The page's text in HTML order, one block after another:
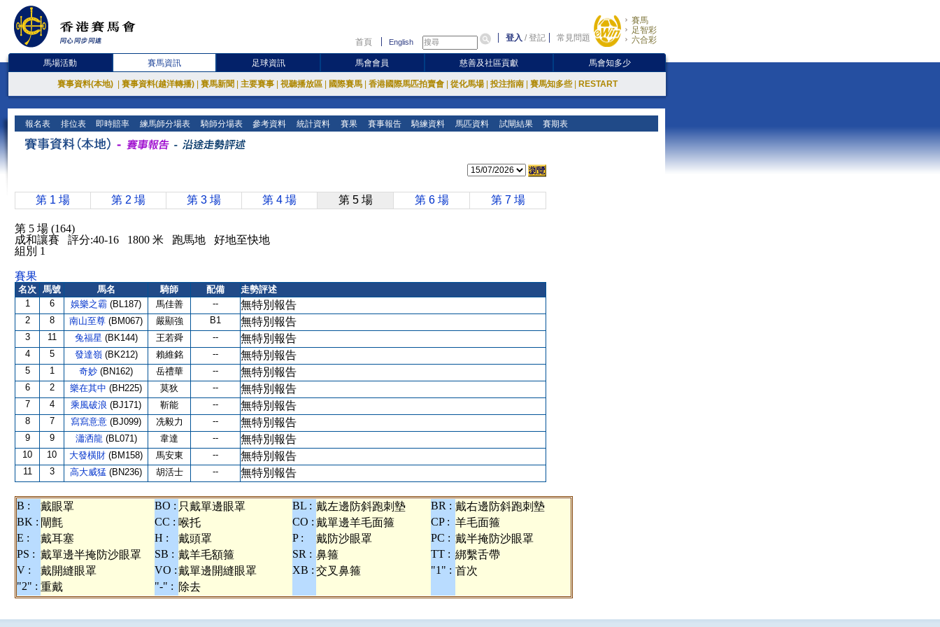
首頁 English 登入 /登記 常見問題
賽馬
足智彩
六合彩
馬場活動 賽馬資訊 足球資訊 馬會會員 慈善及社區貢獻 馬會知多少
賽事資料(本地) 賽事資料(越洋轉播) 賽馬新聞 主要賽事 視聽播放區 國際賽馬 香港國際馬匹拍賣會 從化馬場 投注指南 賽馬知多些 RESTART
報名表 排位表 即時賠率 練馬師分場表 騎師分場表 參考資料 統計資料 賽果 賽事報告 騎練資料 馬匹資料 試閘結果 賽期表
第 1 場 第 2 場 第 3 場 第 4 場 第 5 場 第 6 場 第 7 場
第 5 場 (164)
成和讓賽 評分:40-16 1800 米 跑馬地 好地至快地
組別 1
賽果
名次 馬號 馬名 騎師 配備
走勢評述
1
6 娛樂之霸 (BL187) 馬佳善 -- 無特別報告
2 8 南山至尊 (BM067) 嚴顯強 B1 無特別報告
3 11 兔福星 (BK144) 王若舜 -- 無特別報告
4 5 發達嶺 (BK212) 賴維銘 -- 無特別報告
5 1 奇妙 (BN162) 岳禮華 -- 無特別報告
6 2 樂在其中 (BH225) 莫狄 -- 無特別報告
7 4 乘風破浪 (BJ171) 靳能 -- 無特別報告
8 7 寫寫意意 (BJ099) 冼毅力 -- 無特別報告
9 9 瀟洒龍 (BL071) 韋達 -- 無特別報告
10 10 大發橫財 (BM158) 馬安東 -- 無特別報告
11 3 高大威猛 (BN236) 胡活士 -- 無特別報告
B : 戴眼罩 BO : 只戴單邊眼罩 BL : 戴左邊防斜跑刺墊 BR : 戴右邊防斜跑刺墊
BK : 閘氈 CC : 喉托 CO : 戴單邊羊毛面箍 CP : 羊毛面箍
E :
戴耳塞 H : 戴頭罩 P : 戴防沙眼罩 PC : 戴半掩防沙眼罩
PS : 戴單邊半掩防沙眼罩 SB : 戴羊毛額箍 SR : 鼻箍 TT : 綁繫舌帶
V :
戴開縫眼罩 VO :戴單邊開縫眼罩 XB : 交叉鼻箍 "1" : 首次
"2" : 重戴 "-" : 除去